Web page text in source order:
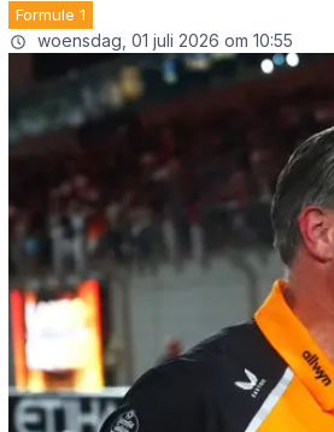
Formule 1
woensdag, 01 juli 2026 om 10:55